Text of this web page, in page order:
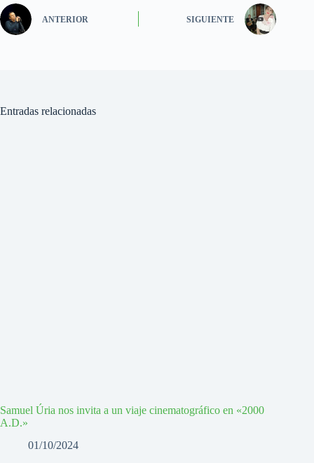
ANTERIOR SIGUIENTE
Entradas relacionadas
Samuel Úria nos invita a un viaje cinematográfico en «2000
A.D.»
01/10/2024